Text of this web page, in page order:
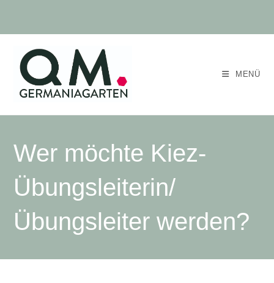
MENÜ
Wer möchte Kiez-
Übungsleiterin/
Übungsleiter werden?